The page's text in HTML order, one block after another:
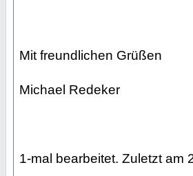
Mit freundlichen Grüßen
Michael Redeker
1-mal bearbeitet. Zuletzt am